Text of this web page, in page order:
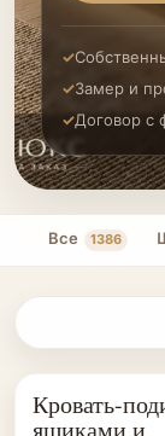
Замер и
Договор с
Все 1386
КРОВАТИ-
ПОДИУМЫ НА
Кровать-
ящиками и